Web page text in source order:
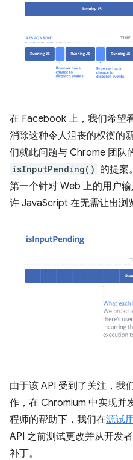
在 Facebook 上，我们希望
消除这种令人沮丧的权衡的
们就此问题与 Chrome 团队
isInputPending() 的提案。
第一个针对 Web 上的用户
许 JavaScript 在无需让出浏
由于该 API 受到了关注，我
作，在 Chromium 中实现并
程师的帮助下，我们在源试
API 之前测试更改并从开发
补丁。